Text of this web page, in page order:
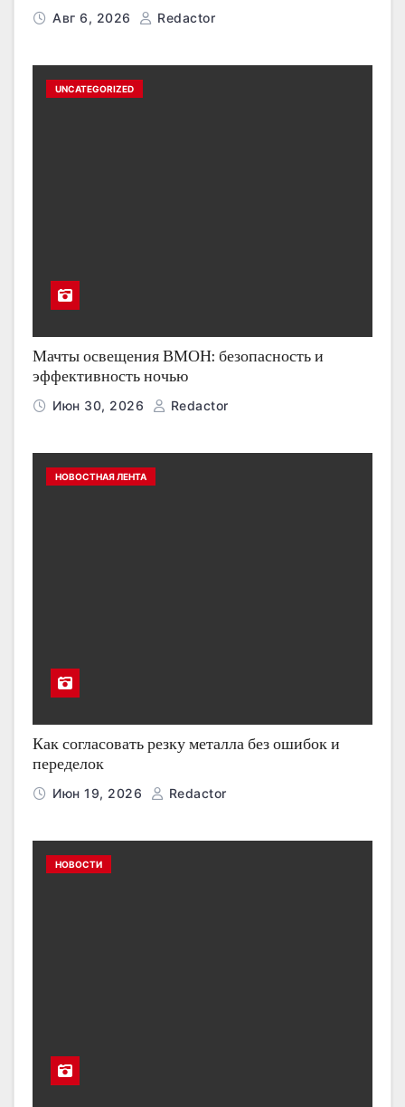
Авг 6, 2026 Redactor
UNCATEGORIZED
Мачты освещения ВМОН: безопасность и
эффективность ночью
Июн 30, 2026 Redactor
НОВОСТНАЯ ЛЕНТА
Как согласовать резку металла без ошибок и
переделок
Июн 19, 2026 Redactor
НОВОСТИ